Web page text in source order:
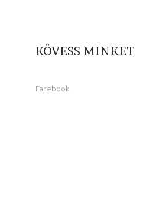
KÖVESS MINKET
Facebook